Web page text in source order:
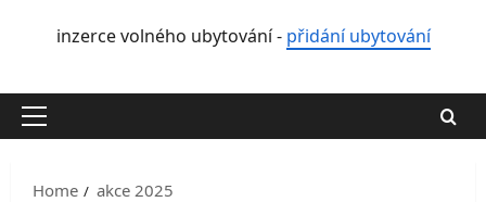
inzerce volného ubytování - přidání ubytování
Primary
Home
akce 2025